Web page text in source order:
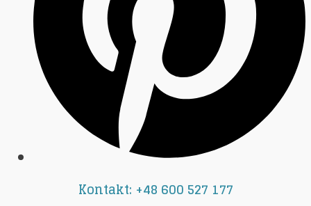
Kontakt: +48 600 527 177